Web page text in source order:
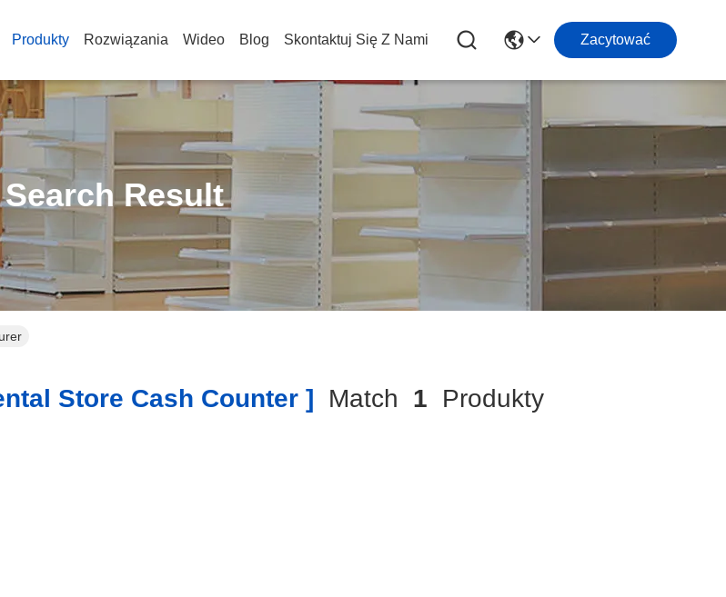
Produkty Rozwiązania Wideo Blog Skontaktuj Się Z Nami Zacytować
Search Result
Store Cash Counter ] Match 1 Produkty